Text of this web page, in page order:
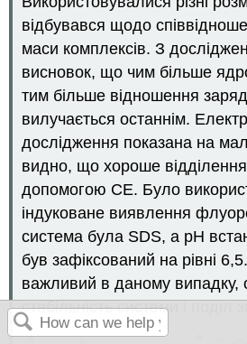
відбувався щодо
маси комплексів. З
висновок, що чим більше
тим більше відношення
вилучається останнім.
дослідження показана на
видно, що хороше
допомогою СЕ. Було
індуковане виявлення
система була SDS, а рН
був зафіксований на рівні
важливий в даному випадку,
стабільність системи і поділ